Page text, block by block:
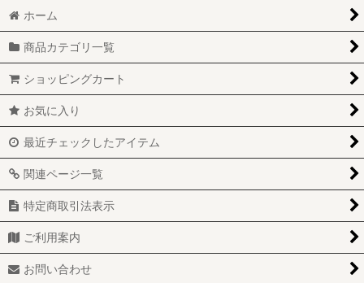
ホーム
商品カテゴリ一覧
ショッピングカート
お気に入り
最近チェックしたアイテム
関連ページ一覧
特定商取引法表示
ご利用案内
お問い合わせ